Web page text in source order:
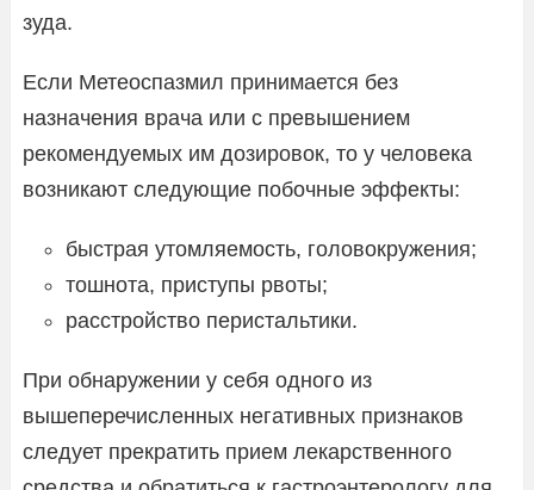
зуда.
Если Метеоспазмил принимается без
назначения врача или с превышением
рекомендуемых им дозировок, то у человека
возникают следующие побочные эффекты:
быстрая утомляемость, головокружения;
тошнота, приступы рвоты;
расстройство перистальтики.
При обнаружении у себя одного из
вышеперечисленных негативных признаков
следует прекратить прием лекарственного